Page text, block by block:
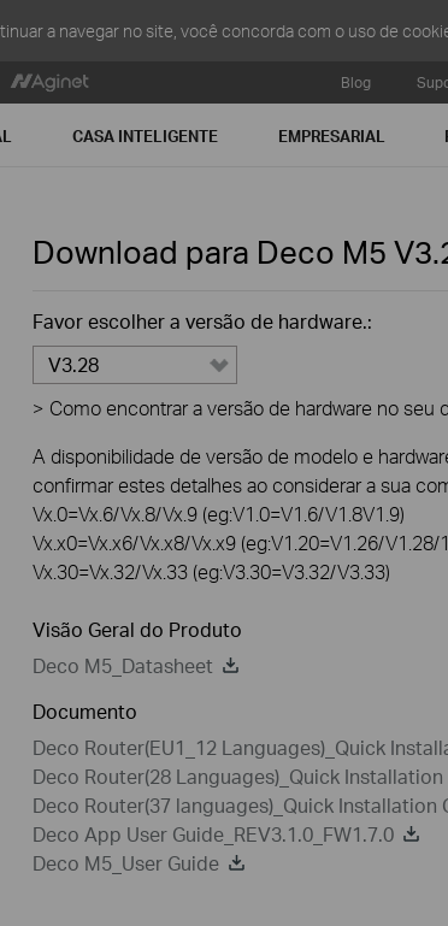
a navegar no site, você concorda com o uso de
Blog
CASA INTELIGENTE EMPRESARIAL
Download para Deco M5
Favor escolher a versão de hardware.:
V3.28
> Como encontrar a versão de hardware no seu
A disponibilidade de versão de modelo e
confirmar estes detalhes ao considerar a sua
Vx.0=Vx.6/Vx.8/Vx.9 (eg:V1.0=V1.6/V1.8V1.9)
Vx.x0=Vx.x6/Vx.x8/Vx.x9 (eg:V1.20=V1.26/V1.28/
Vx.30=Vx.32/Vx.33 (eg:V3.30=V3.32/V3.33)
Visão Geral do Produto
Deco M5_Datasheet
Documento
Deco Router(EU1_12 Languages)_Quick
Deco Router(28 Languages)_Quick Installation
Deco Router(37 languages)_Quick Installation
Deco App User Guide_REV3.1.0_FW1.7.0
Deco M5_User Guide